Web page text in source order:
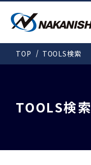
TOP TOOLS検索
TOOLS検索